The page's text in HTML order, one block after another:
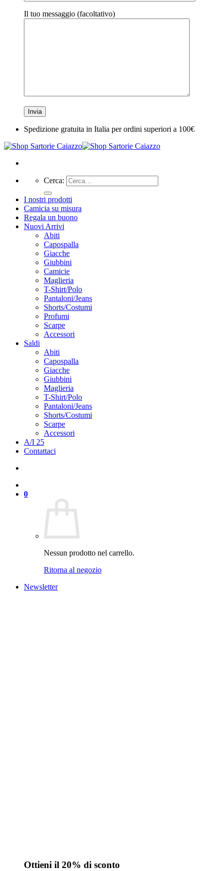
Il tuo messaggio (facoltativo)
Spedizione gratuita in Italia per ordini superiori a 100€
Cerca:
I nostri prodotti
Camicia su misura
Regala un buono
Nuovi Arrivi
Abiti
Capospalla
Giacche
Giubbini
Camicie
Maglieria
T-Shirt/Polo
Pantaloni/Jeans
Shorts/Costumi
Profumi
Scarpe
Accessori
Saldi
Abiti
Capospalla
Giacche
Giubbini
Maglieria
T-Shirt/Polo
Pantaloni/Jeans
Shorts/Costumi
Scarpe
Accessori
A/I 25
Contattaci
0
Nessun prodotto nel carrello.
Ritorna al negozio
Newsletter
Ottieni il 20% di sconto